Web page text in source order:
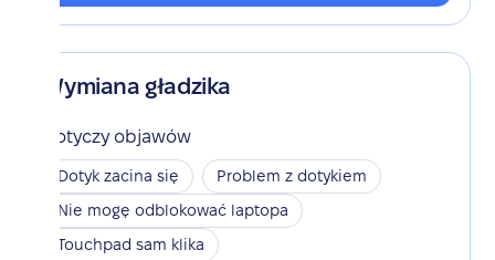
Wymiana gładzika
Dotyczy objawów
Dotyk zacina się
Problem z dotykiem
Nie mogę odblokować laptopa
Touchpad sam klika